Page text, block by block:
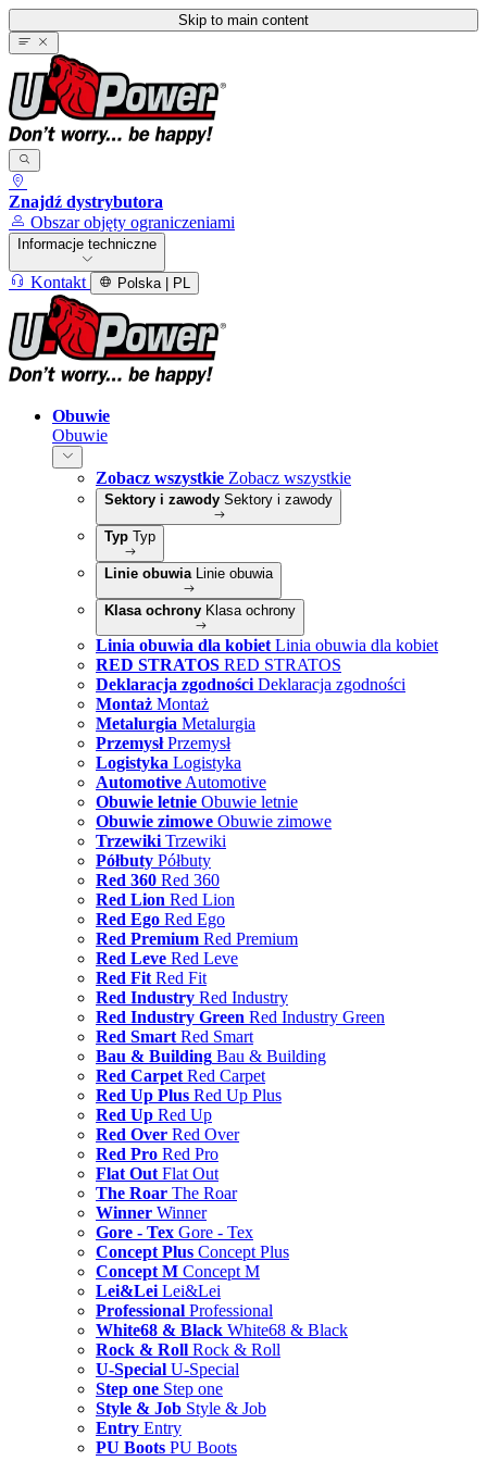
Skip to main content
Znajdź dystrybutora
Obszar objęty ograniczeniami
Informacje techniczne
Kontakt Polska | PL
Obuwie
Obuwie
Zobacz wszystkie Zobacz wszystkie
Sektory i zawody Sektory i zawody
Typ Typ
Linie obuwia Linie obuwia
Klasa ochrony Klasa ochrony
Linia obuwia dla kobiet Linia obuwia dla kobiet
RED STRATOS RED STRATOS
Deklaracja zgodności Deklaracja zgodności
Montaż Montaż
Metalurgia Metalurgia
Przemysł Przemysł
Logistyka Logistyka
Automotive Automotive
Obuwie letnie Obuwie letnie
Obuwie zimowe Obuwie zimowe
Trzewiki Trzewiki
Półbuty Półbuty
Red 360 Red 360
Red Lion Red Lion
Red Ego Red Ego
Red Premium Red Premium
Red Leve Red Leve
Red Fit Red Fit
Red Industry Red Industry
Red Industry Green Red Industry Green
Red Smart Red Smart
Bau & Building Bau & Building
Red Carpet Red Carpet
Red Up Plus Red Up Plus
Red Up Red Up
Red Over Red Over
Red Pro Red Pro
Flat Out Flat Out
The Roar The Roar
Winner Winner
Gore - Tex Gore - Tex
Concept Plus Concept Plus
Concept M Concept M
Lei&Lei Lei&Lei
Professional Professional
White68 & Black White68 & Black
Rock & Roll Rock & Roll
U-Special U-Special
Step one Step one
Style & Job Style & Job
Entry Entry
PU Boots PU Boots